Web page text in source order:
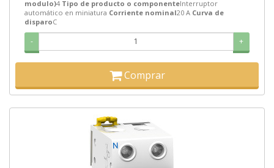
modulo)4 Tipo de producto o componenteInterruptor
automático en miniatura Corriente nominal20 A Curva de
disparoC
- +
Comprar